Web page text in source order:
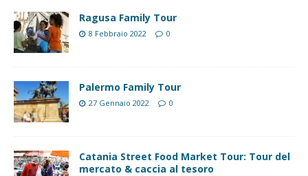
Ragusa Family Tour
8 Febbraio 2022 0
Palermo Family Tour
27 Gennaio 2022 0
Catania Street Food Market Tour: Tour del
mercato & caccia al tesoro